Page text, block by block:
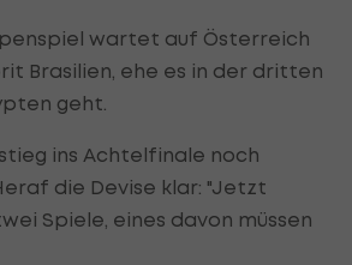
wartet auf Österreich
Brasilien, ehe es in der dritten
geht.
ins Achtelfinale noch
die Devise klar: "Jetzt
Spiele, eines davon müssen